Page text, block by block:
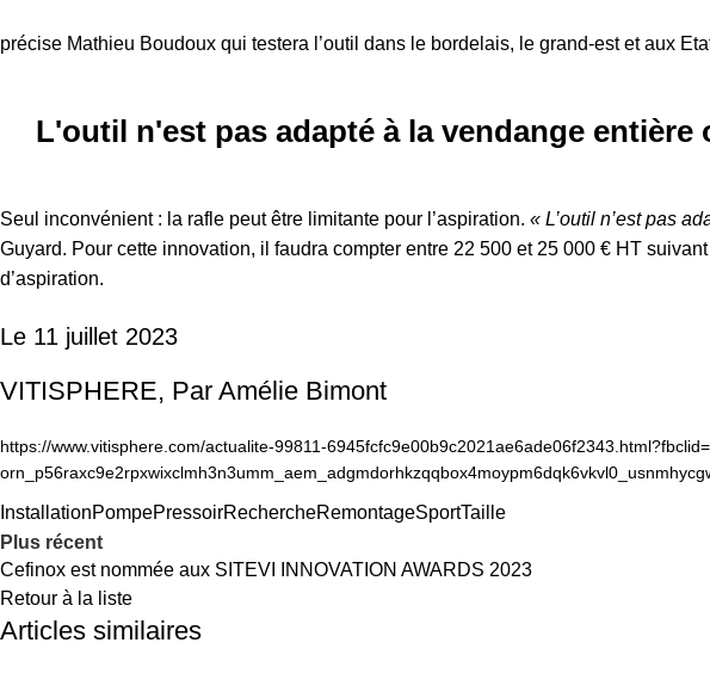
précise Mathieu Boudoux qui testera l’outil dans le bordelais, le grand-est et aux
L'outil n'est pas adapté à la vendange entière
Seul inconvénient : la rafle peut être limitante pour l’aspiration. « L’outil n’est pas
Guyard. Pour cette innovation, il faudra compter entre 22 500 et 25 000 € HT
d’aspiration.
Le 11 juillet 2023
VITISPHERE, Par Amélie Bimont
https://www.vitisphere.com/actualite-99811-
InstallationPompePressoirRechercheRemontageSportTaille
Plus récent
Cefinox est nommée aux SITEVI INNOVATION AWARDS 2023
Retour à la liste
Articles similaires